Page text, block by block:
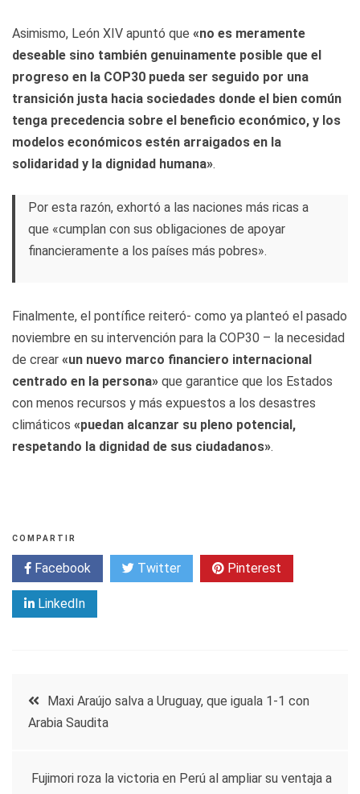
Asimismo, León XIV apuntó que «no es meramente
deseable sino también genuinamente posible que el
progreso en la COP30 pueda ser seguido por una
transición justa hacia sociedades donde el bien común
tenga precedencia sobre el beneficio económico, y los
modelos económicos estén arraigados en la
solidaridad y la dignidad humana».
Por esta razón, exhortó a las naciones más ricas a
que «cumplan con sus obligaciones de apoyar
financieramente a los países más pobres».
Finalmente, el pontífice reiteró- como ya planteó el pasado
noviembre en su intervención para la COP30 – la necesidad
de crear «un nuevo marco financiero internacional
centrado en la persona» que garantice que los Estados
con menos recursos y más expuestos a los desastres
climáticos «puedan alcanzar su pleno potencial,
respetando la dignidad de sus ciudadanos».
COMPARTIR
Facebook Twitter Pinterest
LinkedIn
Navegación
entradas
Maxi Araújo salva a Uruguay, que iguala 1-1 con
Arabia Saudita
Fujimori roza la victoria en Perú al ampliar su ventaja a